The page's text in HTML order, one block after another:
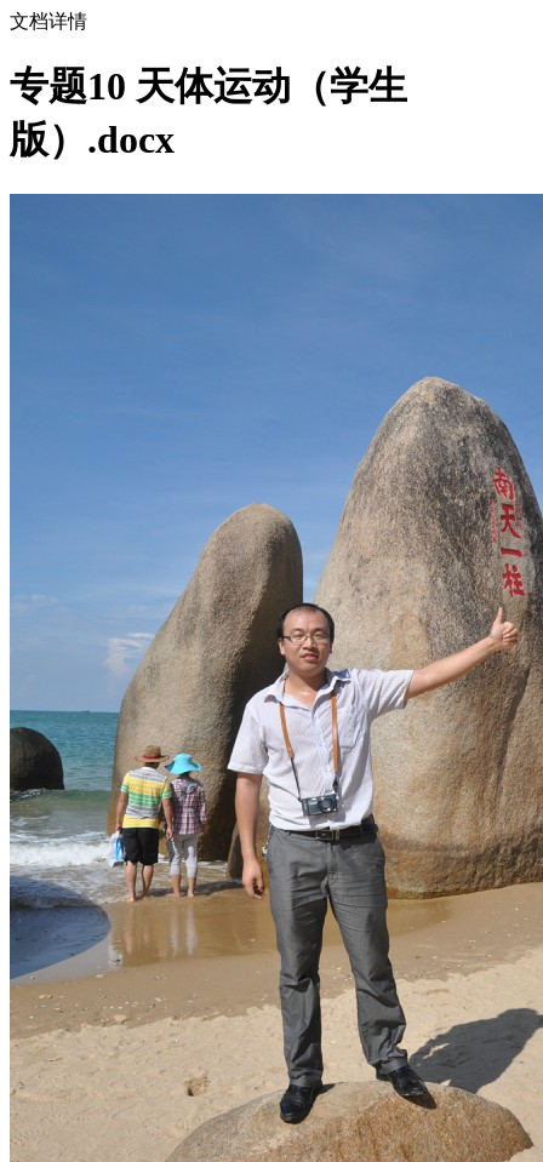
文档详情
专题10 天体运动（学生
版）.docx